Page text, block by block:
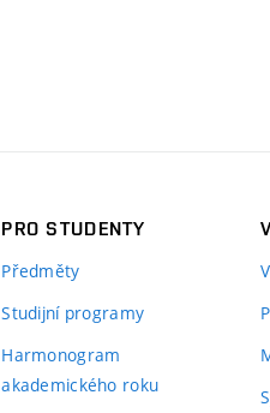
PRO STUDENTY
Předměty
Studijní programy
Harmonogram
akademického roku